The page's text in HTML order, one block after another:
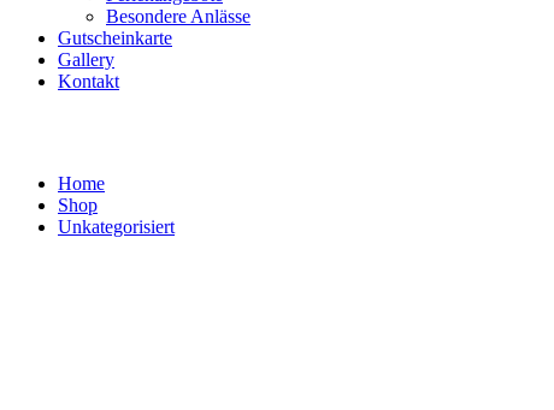
Besondere Anlässe
Gutscheinkarte
Gallery
Kontakt
Home
Shop
Unkategorisiert